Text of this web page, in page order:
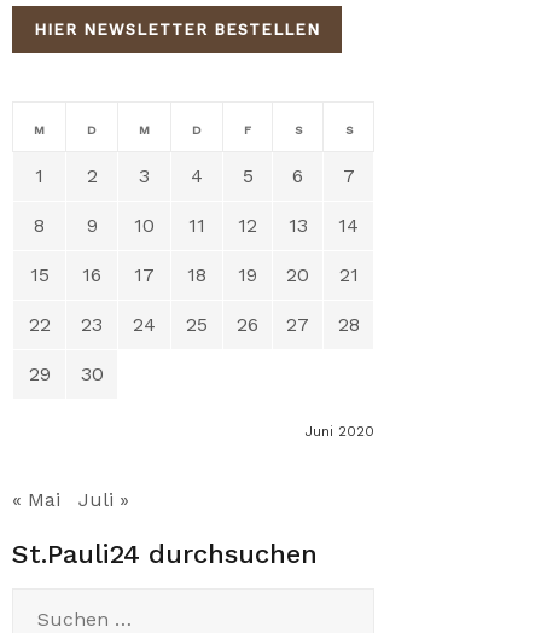
HIER NEWSLETTER BESTELLEN
Juni 2020
M D M D F S S
1 2 3 4 5 6 7
8 9 10 11 12 13 14
15 16 17 18 19 20 21
22 23 24 25 26 27 28
29 30
« Mai Juli »
St.Pauli24 durchsuchen